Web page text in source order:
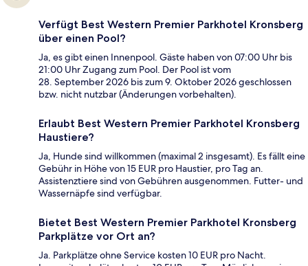
Verfügt Best Western Premier Parkhotel Kronsberg
über einen Pool?
Ja, es gibt einen Innenpool. Gäste haben von 07:00 Uhr bis
21:00 Uhr Zugang zum Pool. Der Pool ist vom
28. September 2026 bis zum 9. Oktober 2026 geschlossen
bzw. nicht nutzbar (Änderungen vorbehalten).
Erlaubt Best Western Premier Parkhotel Kronsberg
Haustiere?
Ja, Hunde sind willkommen (maximal 2 insgesamt). Es fällt eine
Gebühr in Höhe von 15 EUR pro Haustier, pro Tag an.
Assistenztiere sind von Gebühren ausgenommen. Futter- und
Wassernäpfe sind verfügbar.
Bietet Best Western Premier Parkhotel Kronsberg
Parkplätze vor Ort an?
Ja. Parkplätze ohne Service kosten 10 EUR pro Nacht.